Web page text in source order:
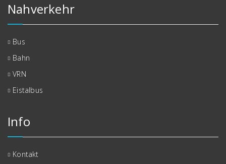
Nahverkehr
Bus
Bahn
VRN
Eistalbus
Info
Kontakt